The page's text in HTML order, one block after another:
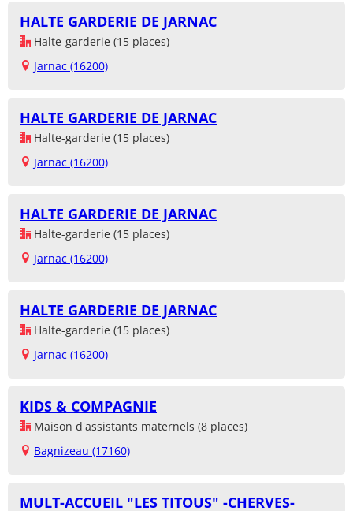
HALTE GARDERIE DE JARNAC
Halte-garderie (15 places)
Jarnac (16200)
HALTE GARDERIE DE JARNAC
Halte-garderie (15 places)
Jarnac (16200)
HALTE GARDERIE DE JARNAC
Halte-garderie (15 places)
Jarnac (16200)
HALTE GARDERIE DE JARNAC
Halte-garderie (15 places)
Jarnac (16200)
KIDS & COMPAGNIE
Maison d'assistants maternels (8 places)
Bagnizeau (17160)
MULT-ACCUEIL "LES TITOUS" -CHERVES-